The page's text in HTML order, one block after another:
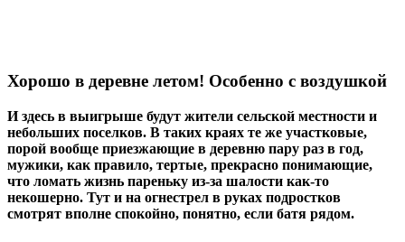
Хорошо в деревне летом! Особенно с воздушкой
И здесь в выигрыше будут жители сельской местности и
небольших поселков. В таких краях те же участковые,
порой вообще приезжающие в деревню пару раз в год,
мужики, как правило, тертые, прекрасно понимающие,
что ломать жизнь пареньку из-за шалости как-то
некошерно. Тут и на огнестрел в руках подростков
смотрят вполне спокойно, понятно, если батя рядом.